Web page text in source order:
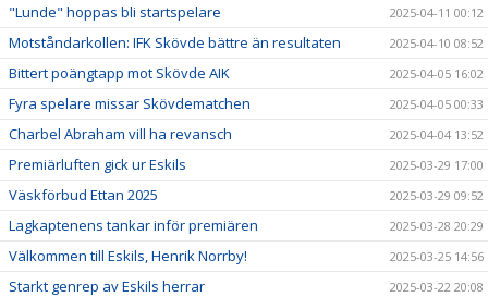
"Lunde" hoppas bli startspelare 2025-04-11 00:12
Motståndarkollen: IFK Skövde bättre än resultaten 2025-04-10 08:52
Bittert poängtapp mot Skövde AIK 2025-04-05 16:02
Fyra spelare missar Skövdematchen 2025-04-05 00:33
Charbel Abraham vill ha revansch 2025-04-04 13:52
Premiärluften gick ur Eskils 2025-03-29 17:00
Väskförbud Ettan 2025 2025-03-29 09:52
Lagkaptenens tankar inför premiären 2025-03-28 20:29
Välkommen till Eskils, Henrik Norrby! 2025-03-25 14:56
Starkt genrep av Eskils herrar 2025-03-22 20:08